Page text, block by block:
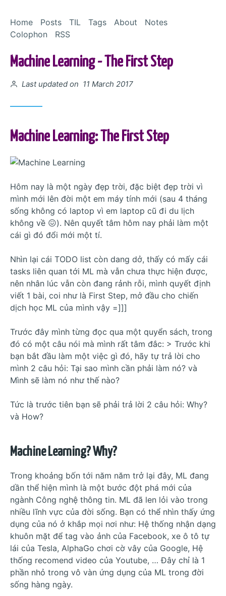
Home
Posts TIL Tags About
Notes
Colophon
RSS
Machine Learning - The First Step
Posted on
Last updated on 11 March 2017
Machine Learning: The First Step
Hôm nay là một ngày đẹp trời, đặc biệt đẹp trời vì
mình mới lên đời một em máy tính mới (sau 4 tháng
sống không có laptop vì em laptop cũ đi du lịch
không về 😖). Nên quyết tâm hôm nay phải làm một
cái gì đó đổi mới một tí.
Nhìn lại cái TODO list còn dang dở, thấy có mấy cái
tasks liên quan tới ML mà vẫn chưa thực hiện được,
nên nhân lúc vẫn còn đang rảnh rỗi, mình quyết định
viết 1 bài, coi như là First Step, mở đầu cho chiến
dịch học ML của mình vậy =]]]
Trước đây mình từng đọc qua một quyển sách, trong
đó có một câu nói mà mình rất tâm đắc: > Trước khi
bạn bắt đầu làm một việc gì đó, hãy tự trả lời cho
mình 2 câu hỏi: Tại sao mình cần phải làm nó? và
Mình sẽ làm nó như thế nào?
Tức là trước tiên bạn sẽ phải trả lời 2 câu hỏi: Why?
và How?
Machine Learning? Why?
Trong khoảng bốn tới năm năm trở lại đây, ML đang
dần thể hiện mình là một bước đột phá mới của
ngành Công nghệ thông tin. ML đã len lỏi vào trong
nhiều lĩnh vực của đời sống. Bạn có thể nhìn thấy ứng
dụng của nó ở khắp mọi nơi như: Hệ thống nhận dạng
khuôn mặt để tag vào ảnh của Facebook, xe ô tô tự
lái của Tesla, AlphaGo chơi cờ vây của Google, Hệ
thống recomend video của Youtube, … Đây chỉ là 1
phần nhỏ trong vô vàn ứng dụng của ML trong đời
sống hàng ngày.